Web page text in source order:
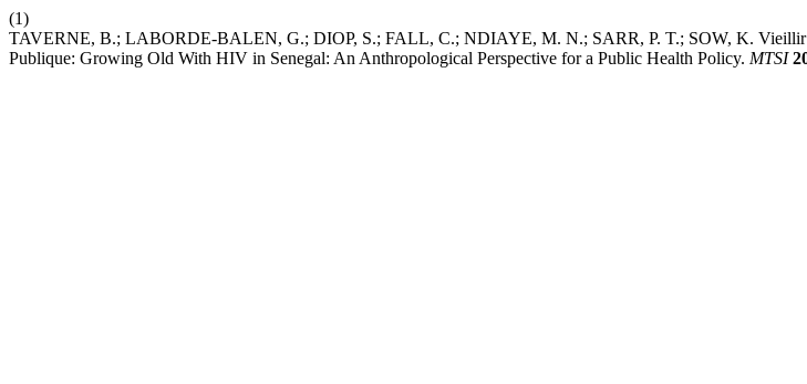
(1)
TAVERNE, B.; LABORDE-BALEN, G.; DIOP, S.; FALL, C.; NDIAYE, M. N.; SARR, P. T.; SOW, K. Vieillir
Publique: Growing Old With HIV in Senegal: An Anthropological Perspective for a Public Health Policy. MTSI